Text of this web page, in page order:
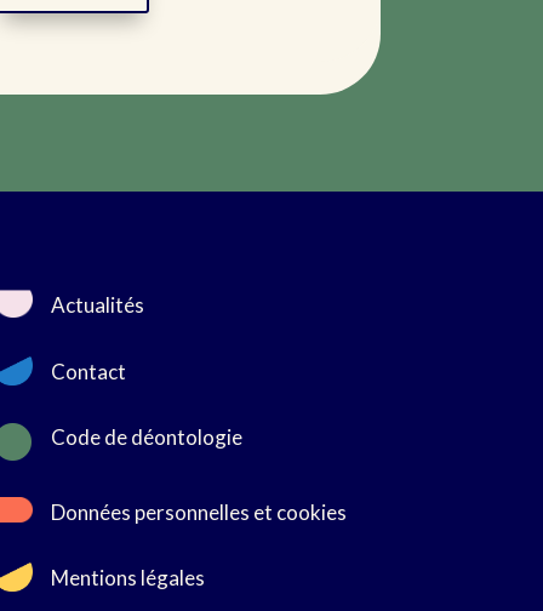
Actualités
Contact
Code de déontologie
Données personnelles et cookies
Mentions légales